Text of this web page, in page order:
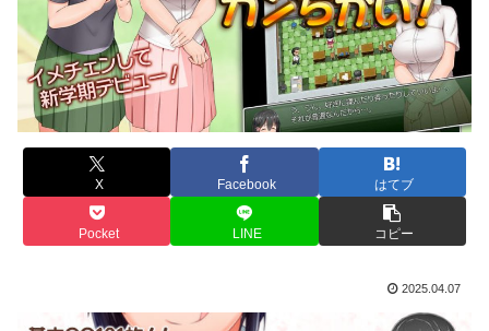
X Facebook はてブ
Pocket LINE コピー
2025.04.07